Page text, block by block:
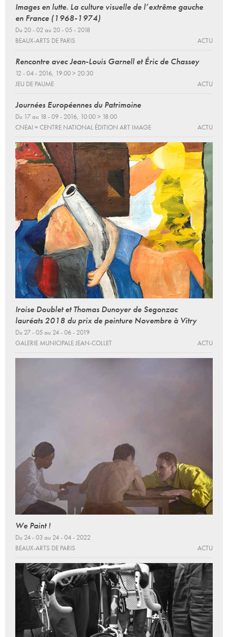
Images en lutte. La culture visuelle de l’extrême gauche
en France (1968-1974)
Du 20 - 02 au 20 - 05 - 2018
BEAUX-ARTS DE PARIS
ACTU
Rencontre avec Jean-Louis Garnell et Éric de Chassey
12 - 04 - 2016, 19:00 > 20:30
JEU DE PAUME
ACTU
Journées Européennes du Patrimoine
Du 17 au 18 - 09 - 2016, 10:00 > 18:00
CNEAI = CENTRE NATIONAL ÉDITION ART IMAGE
ACTU
Iroise Doublet et Thomas Dunoyer de Segonzac
lauréats 2018 du prix de peinture Novembre à Vitry
Du 27 - 05 au 24 - 06 - 2019
GALERIE MUNICIPALE JEAN-COLLET
ACTU
We Paint !
Du 24 - 03 au 24 - 04 - 2022
BEAUX-ARTS DE PARIS
ACTU